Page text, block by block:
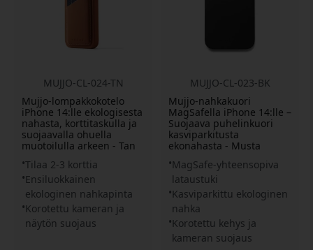
MUJJO-CL-024-TN
Mujjo-lompakkokotelo
iPhone 14:lle ekologisesta
nahasta, korttitaskulla ja
suojaavalla ohuella
muotoilulla arkeen - Tan
Tilaa 2-3 korttia
Ensiluokkainen
ekologinen nahkapinta
Korotettu kameran ja
näytön suojaus
MUJJO-CL-023-BK
Mujjo-nahkakuori
MagSafella iPhone 14:lle –
Suojaava puhelinkuori
kasviparkitusta
ekonahasta - Musta
MagSafe-yhteensopiva
lataustuki
Kasviparkittu ekologinen
nahka
Korotettu kehys ja
kameran suojaus